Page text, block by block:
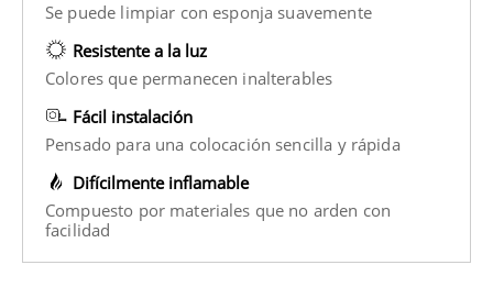
Se puede limpiar con esponja suavemente
Resistente a la luz
Colores que permanecen inalterables
Fácil instalación
Pensado para una colocación sencilla y rápida
Difícilmente inflamable
Compuesto por materiales que no arden con
facilidad